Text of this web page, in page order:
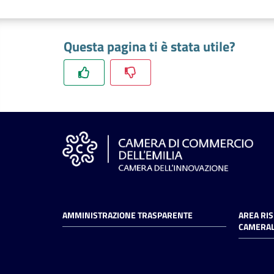
Questa pagina ti è stata utile?
AMMINISTRAZIONE TRASPARENTE
AREA